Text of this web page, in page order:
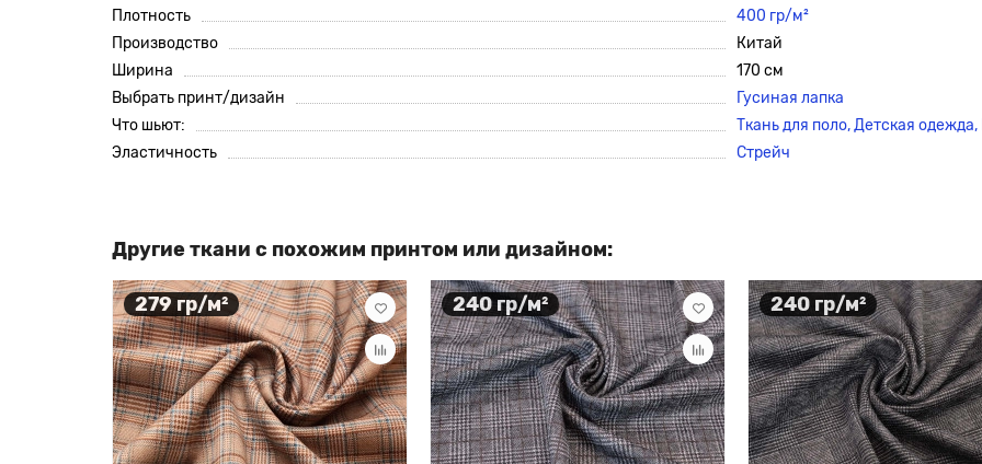
Плотность
400 гр/м²
Производство
Китай
Ширина
170 см
Выбрать принт/дизайн
Гусиная лапка
Что шьют:
Ткань для поло, Детская одежда,
Эластичность
Стрейч
Другие ткани с похожим принтом или дизайном:
279 гр/м² 240 гр/м² 240 гр/м²